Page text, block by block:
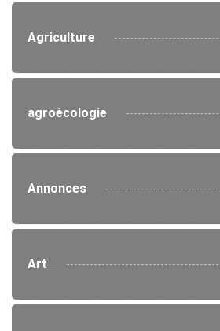
Agriculture
agroécologie
Annonces
Art